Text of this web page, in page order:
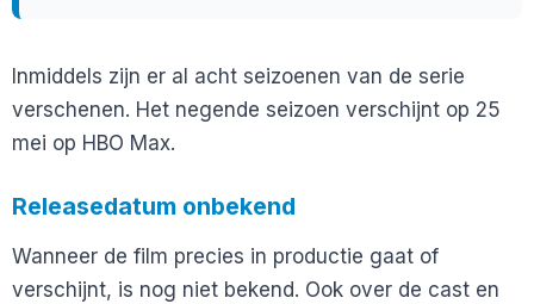
Inmiddels zijn er al acht seizoenen van de serie
verschenen. Het negende seizoen verschijnt op 25
mei op HBO Max.
Releasedatum onbekend
Wanneer de film precies in productie gaat of
verschijnt, is nog niet bekend. Ook over de cast en